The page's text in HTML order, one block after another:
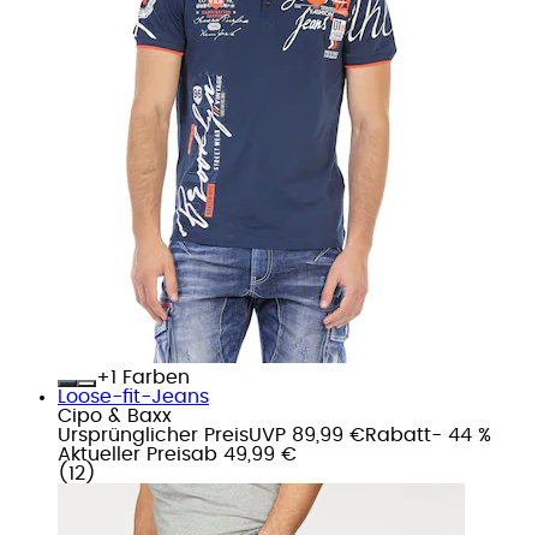
+
Farben
Loose-fit-Jeans
Cipo & Baxx
Ursprünglicher PreisUVP 89,99 €Rabatt- 44 %
Aktueller Preisab 49,99 €
( 12 )